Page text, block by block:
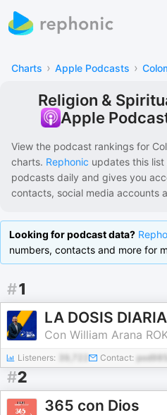
Charts › Apple Podcasts ›
Religion &
Apple
View the podcast rankings for
charts. Rephonic updates this list
podcasts daily and gives you
contacts, social media accounts
Looking for podcast data?
numbers, contacts and more for
#1
LA DOSIS
Con William Arana
Listeners: Contact:
#2
365 con Dios